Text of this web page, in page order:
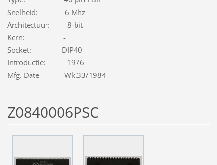
Snelheid: 6 Mhz
Architectuur: 8-bit
Kern: -
Socket: DIP40
Introductie: 1976
Mfg. Date Wk.33/1984
Z0840006PSC